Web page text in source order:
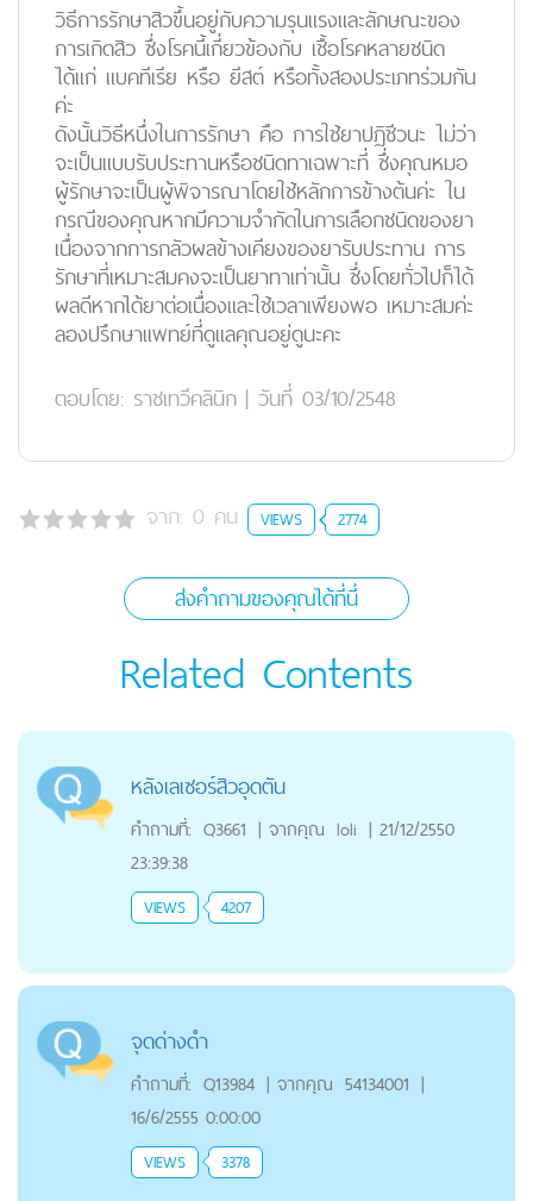
วิธีการรักษาสิวขึ้นอยู่กับความรุนแรงและลักษณะของ
การเกิดสิว ซึ่งโรคนี้เกี่ยวข้องกับ เชื้อโรคหลายชนิด
ได้แก่ แบคทีเรีย หรือ ยีสต์ หรือทั้งสองประเภทร่วมกัน
ค่ะ
ดังนั้นวิธีหนึ่งในการรักษา คือ การใช้ยาปฏิชีวนะ ไม่ว่า
จะเป็นแบบรับประทานหรือชนิดทาเฉพาะที่ ซึ่งคุณหมอ
ผู้รักษาจะเป็นผู้พิจารณาโดยใช้หลักการข้างต้นค่ะ ใน
กรณีของคุณหากมีความจำกัดในการเลือกชนิดของยา
เนื่องจากการกลัวผลข้างเคียงของยารับประทาน การ
รักษาที่เหมาะสมคงจะเป็นยาทาเท่านั้น ซึ่งโดยทั่วไปก็ได้
ผลดีหากได้ยาต่อเนื่องและใช้เวลาเพียงพอ เหมาะสมค่ะ
ลองปรึกษาแพทย์ที่ดูแลคุณอยู่ดูนะคะ
ตอบโดย: ราชเทวีคลินิก | วันที่ 03/10/2548
จาก: 0 คน VIEWS 2774
ส่งคำถามของคุณได้ที่นี่
Related Contents
หลังเลเซอร์สิวอุดตัน
คำถามที่: Q3661 | จากคุณ loli | 21/12/2550
23:39:38
VIEWS 4207
จุดด่างดำ
คำถามที่: Q13984 | จากคุณ 54134001 |
16/6/2555 0:00:00
VIEWS 3378